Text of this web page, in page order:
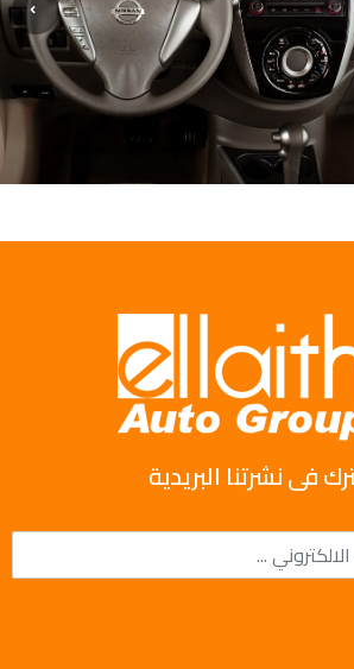
فى نشرتنا البريدية